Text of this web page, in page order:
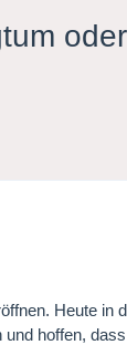
Heute in
hoffen,